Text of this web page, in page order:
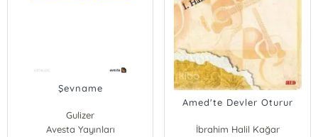
Şevname
Gulizer
Avesta Yayınları
Amed'te Devler Oturur
İbrahim Halil Kağar